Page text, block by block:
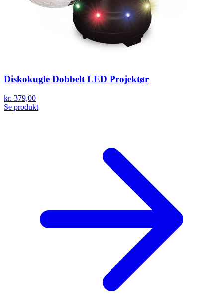
Diskokugle Dobbelt LED Projektør
kr. 379,00
Se produkt